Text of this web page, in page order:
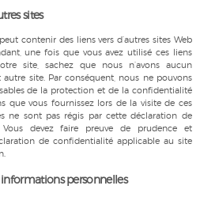
sites
contenir des liens vers d’autres sites Web
une fois que vous avez utilisé ces liens
site, sachez que nous n’avons aucun
site. Par conséquent, nous ne pouvons
de la protection et de la confidentialité
que vous fournissez lors de la visite de ces
ne sont pas régis par cette déclaration de
Vous devez faire preuve de prudence et
de confidentialité applicable au site
personnelles